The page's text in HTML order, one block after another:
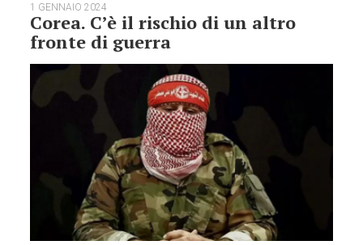
1 GENNAIO 2024
Corea. C’è il rischio di un altro
fronte di guerra